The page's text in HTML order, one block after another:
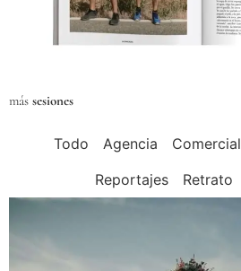
más sesiones
Todo Agencia Comercial
Reportajes
Retrato